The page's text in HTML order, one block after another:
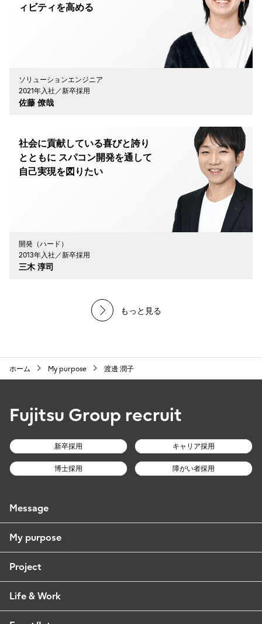
ィビティを高める
ソリューションエンジニア
2021年入社／新卒採用
佐藤 僚哉
社会に貢献している喜びと誇り
とともに スパコン開発を通して
自己実現を図りたい
開発（ハード）
2013年入社／新卒採用
三木 淳司
もっと見る
ホーム My purpose 渡邊 潤子
Fujitsu Group recruit
新卒採用 キャリア採用
博士採用 障がい者採用
Message
My purpose
Project
Life & Work